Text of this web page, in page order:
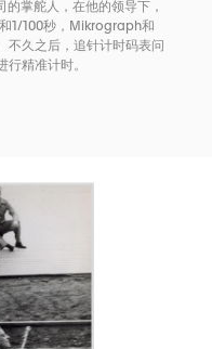
掌舵人，在他的领导下，
1/100秒，Mikrograph和
久之后，追针计时码表问
行精准计时。